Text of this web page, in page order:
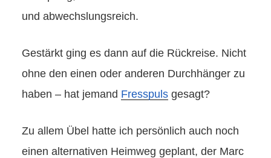
und abwechslungsreich.
Gestärkt ging es dann auf die Rückreise. Nicht
ohne den einen oder anderen Durchhänger zu
haben – hat jemand Fresspuls gesagt?
Zu allem Übel hatte ich persönlich auch noch
einen alternativen Heimweg geplant, der Marc